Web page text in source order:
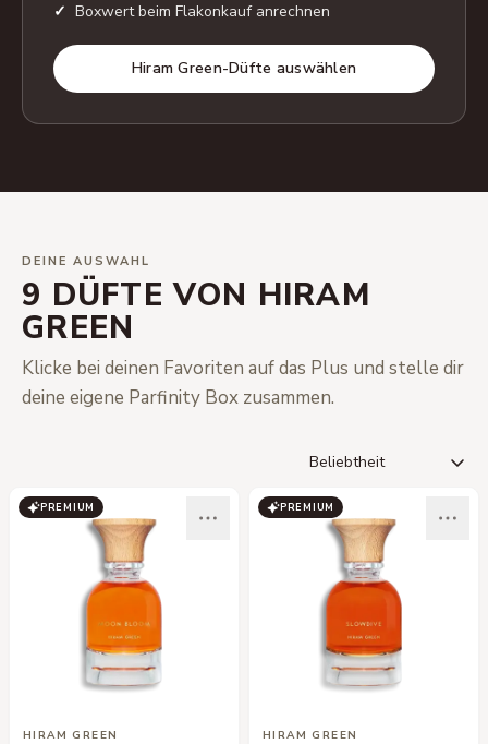
Boxwert beim Flakonkauf anrechnen
Hiram Green-Düfte auswählen
DEINE AUSWAHL
9 DÜFTE VON HIRAM
GREEN
Klicke bei deinen Favoriten auf das Plus und stelle dir
deine eigene Parfinity Box zusammen.
PREMIUM
HIRAM GREEN
PREMIUM
HIRAM GREEN